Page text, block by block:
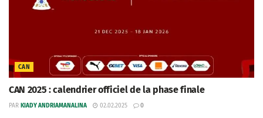
CAN
CAN 2025 : calendrier officiel de la phase finale
PAR KIADY ANDRIAMANALINA 02.02.2025 0